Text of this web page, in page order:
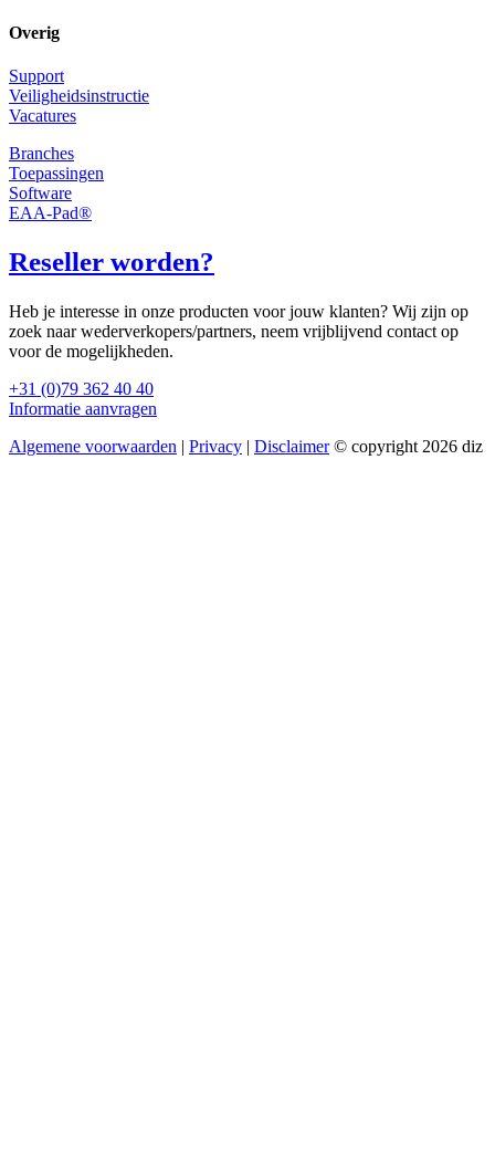
Overig
Support
Veiligheidsinstructie
Vacatures
Branches
Toepassingen
Software
EAA-Pad®
Reseller worden?
Heb je interesse in onze producten voor jouw klanten? Wij zijn op
zoek naar wederverkopers/partners, neem vrijblijvend contact op
voor de mogelijkheden.
+31 (0)79 362 40 40
Informatie aanvragen
Algemene voorwaarden | Privacy | Disclaimer© copyright 2026 diz